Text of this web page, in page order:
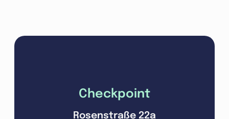
Checkpoint
Rosenstraße 22a